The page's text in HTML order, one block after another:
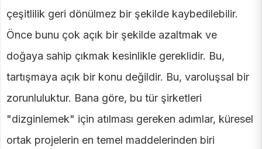
çeşitlilik geri dönülmez bir şekilde kaybedilebilir.
Önce bunu çok açık bir şekilde azaltmak ve
doğaya sahip çıkmak kesinlikle gereklidir. Bu,
tartışmaya açık bir konu değildir. Bu, varoluşsal bir
zorunluluktur. Bana göre, bu tür şirketleri
"dizginlemek" için atılması gereken adımlar, küresel
ortak projelerin en temel maddelerinden biri